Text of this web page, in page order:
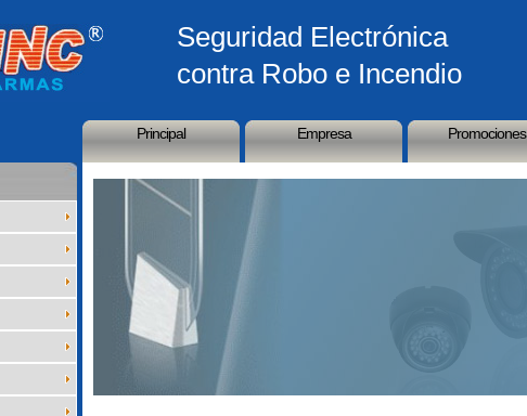
Seguridad Electrónica
contra Robo e Incendio
Principal Empresa Promociones